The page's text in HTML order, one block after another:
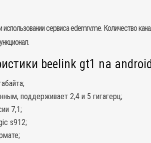
сервиса edemrv.me. Количество
beelink gt1 na
поддерживает 2,4 и 5 гигагерц;
7,1;
s912;